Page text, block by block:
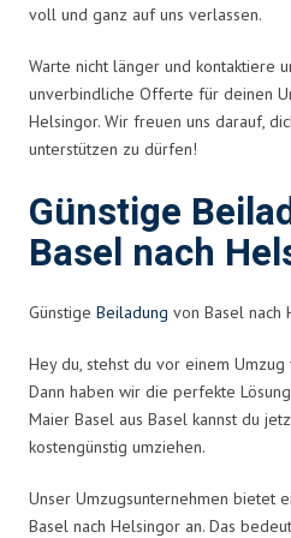
voll und ganz auf uns verlassen.
Warte nicht länger und kontaktiere
unverbindliche Offerte für deinen
Helsingor. Wir freuen uns darauf,
unterstützen zu dürfen!
Günstige
Basel nach
Günstige Beiladung von Basel nach
Hey du, stehst du vor einem
Dann haben wir die perfekte
Maier Basel aus Basel kannst du
kostengünstig umziehen.
Unser Umzugsunternehmen bietet
Basel nach Helsingor an. Das